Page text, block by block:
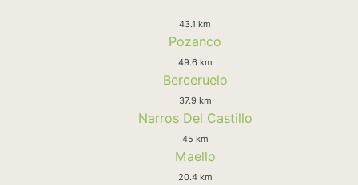
43.1 km
Pozanco
49.6 km
Berceruelo
37.9 km
Narros Del Castillo
45 km
Maello
20.4 km